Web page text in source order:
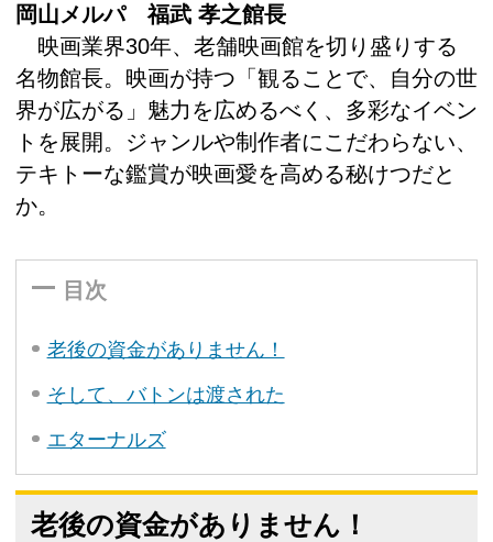
岡山メルパ 福武 孝之館長
映画業界30年、老舗映画館を切り盛りする
名物館長。映画が持つ「観ることで、自分の世
界が広がる」魅力を広めるべく、多彩なイベン
トを展開。ジャンルや制作者にこだわらない、
テキトーな鑑賞が映画愛を高める秘けつだと
か。
目次
老後の資金がありません！
そして、バトンは渡された
エターナルズ
老後の資金がありません！